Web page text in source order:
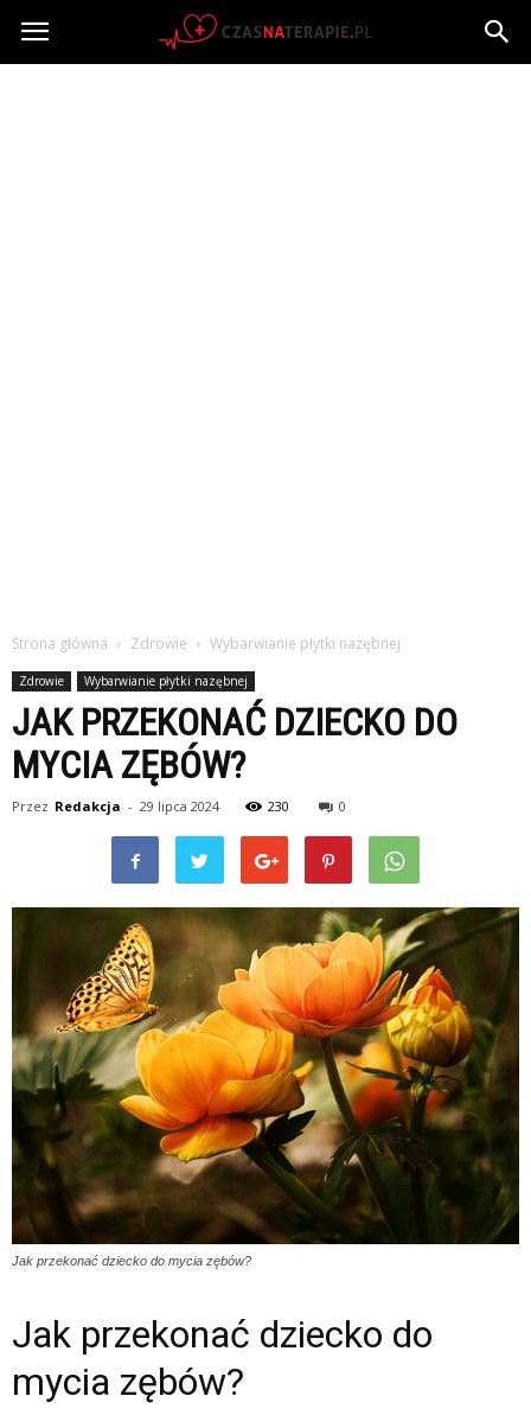
Czasnaterapie.pl
Strona główna Zdrowie Wybarwianie płytki nazębnej
Zdrowie Wybarwianie płytki nazębnej
JAK PRZEKONAĆ DZIECKO DO
MYCIA ZĘBÓW?
Przez Redakcja - 29 lipca 2024 230 0
Jak przekonać dziecko do mycia zębów?
Jak przekonać dziecko do
mycia zębów?